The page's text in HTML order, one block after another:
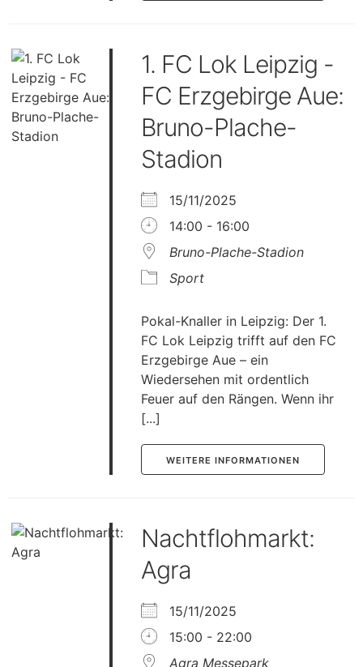
1. FC Lok Leipzig -
FC Erzgebirge Aue:
Bruno-Plache-
Stadion
15/11/2025
14:00 - 16:00
Bruno-Plache-Stadion
Sport
Pokal-Knaller in Leipzig: Der 1.
FC Lok Leipzig trifft auf den FC
Erzgebirge Aue – ein
Wiedersehen mit ordentlich
Feuer auf den Rängen. Wenn ihr
[...]
WEITERE INFORMATIONEN
Nachtflohmarkt:
Agra
15/11/2025
15:00 - 22:00
Agra Messepark